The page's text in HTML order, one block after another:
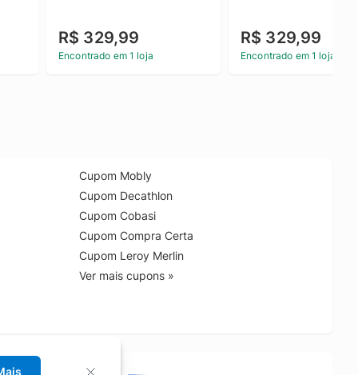
R$ 329,99
Encontrado em 1 loja
R$ 329,99
Encontrado em 1 loja
Cupom Mobly
Cupom Decathlon
Cupom Cobasi
Cupom Compra Certa
Cupom Leroy Merlin
Ver mais cupons »